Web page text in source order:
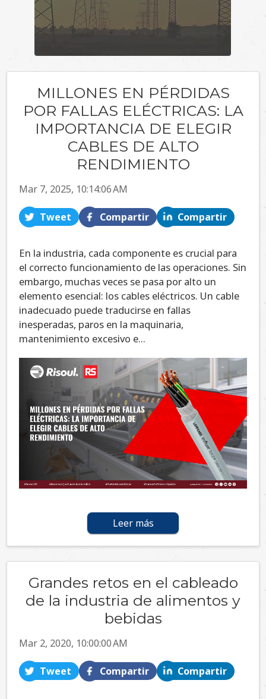
MILLONES EN PÉRDIDAS
POR FALLAS ELÉCTRICAS: LA
IMPORTANCIA DE ELEGIR
CABLES DE ALTO
RENDIMIENTO
Mar 7, 2025, 10:14:06 AM
Tweet Compartir Compartir
En la industria, cada componente es crucial para
el correcto funcionamiento de las operaciones. Sin
embargo, muchas veces se pasa por alto un
elemento esencial: los cables eléctricos. Un cable
inadecuado puede traducirse en fallas
inesperadas, paros en la maquinaria,
mantenimiento excesivo e...
Leer más
Grandes retos en el cableado
de la industria de alimentos y
bebidas
Mar 2, 2020, 10:00:00 AM
Tweet Compartir Compartir